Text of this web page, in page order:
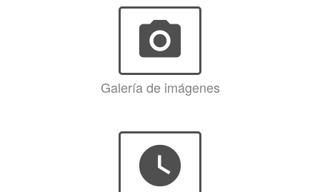
photo_camera
Galería de imágenes
watch_later